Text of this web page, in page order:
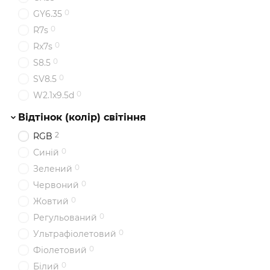
GY6.35 0
R7s 0
Rx7s 0
S8.5 0
SV8.5 0
W2.1x9.5d 0
Відтінок (колір) світіння
RGB 2
Синій 0
Зелений 0
Червоний 0
Жовтий 0
Регульований 0
Ультрафіолетовий 0
Фіолетовий 0
Білий 0